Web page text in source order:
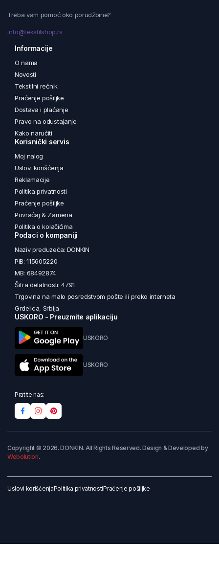
Treba vam pomoć oko porudžbine?
info@tekstilshop.rs
Informacije
O nama
Novosti
Tekstilni rečnik
Praćenje pošiljke
Dostava i plaćanje
Pravo na odustajanje
Kako naručiti
Korisnički servis
Moj nalog
Uslovi korišćenja
Reklamacije
Politika privatnosti
Praćenje pošiljke
Povraćaj & Zamena
Politika o kolačićima
Podaci o kompaniji
Naziv preduzeća: DONKIN
PIB: 115605220
MB: 68492874
Šifra delatnosti: 4791
Trgovina na malo posredstvom pošte ili preko interneta
Grdelica, Srbija
USKORO - Preuzmite aplikaciju
USKORO
USKORO
Pratite nas:
Copyright © 2026. DONKIN. All Rights Reserved. Design & Developed by
Webolution.
Uslovi korišćenjaPolitika privatnostiPraćenje pošiljke